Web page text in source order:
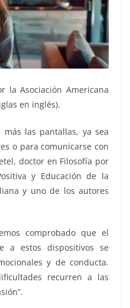
la Asociación Americana
en inglés).
más las pantallas, ya sea
o para comunicarse con
doctor en Filosofía por
y Educación de la
y uno de los autores
comprobado que el
a estos dispositivos se
y de conducta.
recurren a las